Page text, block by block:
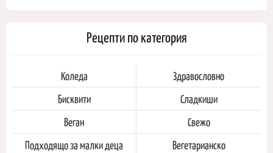
Рецепти по категория
Коледа
Здравословно
Бисквити
Сладкиши
Веган
Свежо
Подходящо за малки деца
Вегетарианско